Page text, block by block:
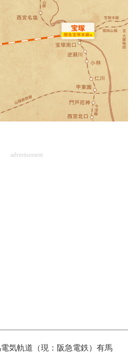
advertisement
気軌道（現：阪急電鉄）有馬